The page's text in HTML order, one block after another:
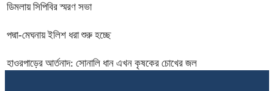
ডিমলায় সিপিবির স্মরণ সভা
পদ্মা-মেঘনায় ইলিশ ধরা শুরু হচ্ছে
হাওরপাড়ের আর্তনাদ: সোনালি ধান এখন কৃষকের চোখের জল